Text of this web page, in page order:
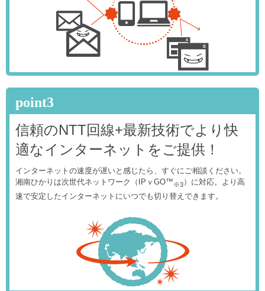
point3
信頼のNTT回線+最新技術でより快
適なインターネットをご提供！
インターネットの速度が遅いと感じたら、すぐにご相談ください。
湘南ひかりは次世代ネットワーク（IPｖGO™※3）に対応。より高
速で安定したインターネットにいつでも切り替えできます。